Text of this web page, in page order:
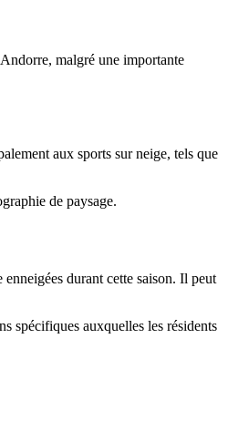
malgré une importante
aux sports sur neige, tels que
de paysage.
durant cette saison. Il peut
spécifiques auxquelles les résidents